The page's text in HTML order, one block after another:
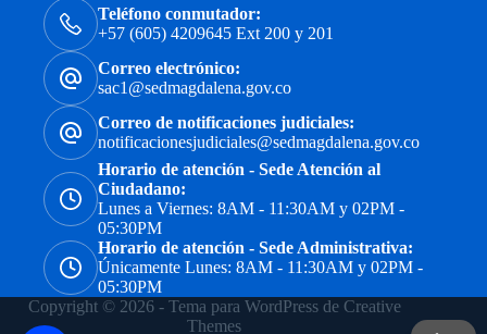
Teléfono conmutador:
+57 (605) 4209645 Ext 200 y 201
Correo electrónico:
sac1@sedmagdalena.gov.co
Correo de notificaciones judiciales:
notificacionesjudiciales@sedmagdalena.gov.co
Horario de atención - Sede Atención al
Ciudadano:
Lunes a Viernes: 8AM - 11:30AM y 02PM -
05:30PM
Horario de atención - Sede Administrativa:
Únicamente Lunes: 8AM - 11:30AM y 02PM -
05:30PM
Copyright © 2026 - Tema para WordPress de Creative
Themes